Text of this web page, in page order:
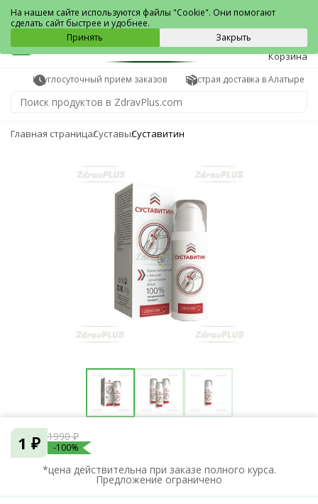
Алатырь
0
Корзина
Круглосуточный прием заказов Быстрая доставка в Алатыре
Главная страницаСуставыСуставитин
1 ₽ 1990 ₽
-100%
*цена действительна при заказе полного курса.
Предложение ограничено
На нашем сайте используются файлы "Cookie". Они помогают
сделать сайт быстрее и удобнее.
Принять
Закрыть